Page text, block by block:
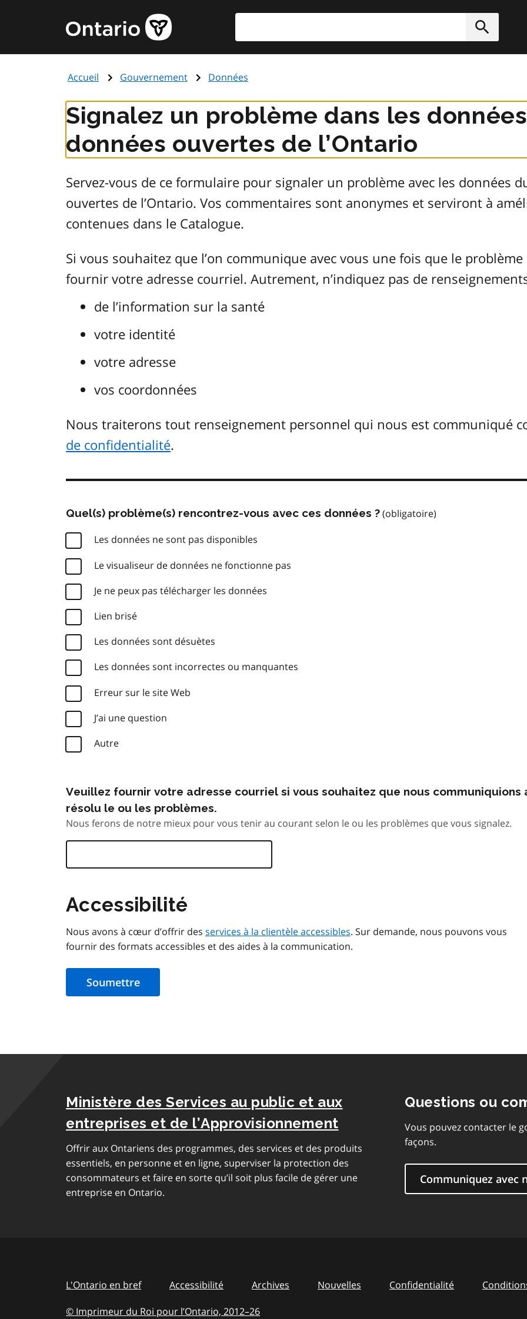
principal
Page
d'accueil
de
Accueil Gouvernement Données
Signalez un problème dans les
données ouvertes de l’Ontario
Servez-vous de ce formulaire pour signaler un problème avec les données
ouvertes de l’Ontario. Vos commentaires sont anonymes et serviront à
contenues dans le Catalogue.
Si vous souhaitez que l’on communique avec vous une fois que le
fournir votre adresse courriel. Autrement, n’indiquez pas de
de l’information sur la santé
votre identité
votre adresse
vos coordonnées
Nous traiterons tout renseignement personnel qui nous est communiqué
de confidentialité.
Quel(s) problème(s) rencontrez-vous avec ces données ?
Les données ne sont pas disponibles
Le visualiseur de données ne fonctionne pas
Je ne peux pas télécharger les données
Lien brisé
Les données sont désuètes
Les données sont incorrectes ou manquantes
Erreur sur le site Web
J’ai une question
Autre
Veuillez fournir votre adresse courriel si vous souhaitez que nous communiquions
résolu le ou les problèmes.
Nous ferons de notre mieux pour vous tenir au courant selon le ou les problèmes que vous signalez.
Accessibilité
Nous avons à cœur d’offrir des services à la clientèle accessibles. Sur demande, nous pouvons vous
fournir des formats accessibles et des aides à la communication.
Ministère des Services au public et aux
entreprises et de l’Approvisionnement
Offrir aux Ontariens des programmes, des services et des produits
essentiels, en personne et en ligne, superviser la protection des
consommateurs et faire en sorte qu’il soit plus facile de gérer une
entreprise en Ontario.
Questions ou
Vous pouvez contacter le
façons.
Communiquez avec
L'Ontario en bref Accessibilité Archives Nouvelles Confidentialité
© Imprimeur du Roi pour l’Ontario, 2012–to
26